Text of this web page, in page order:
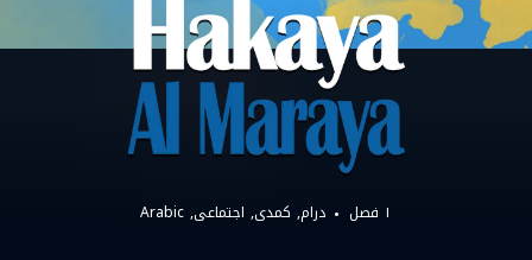
۱ فصل درام کمدی اجتماعی Arabic